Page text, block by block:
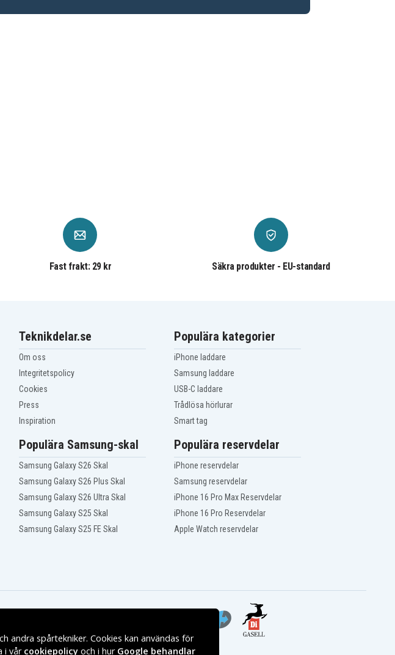
Fast frakt: 29 kr Säkra produkter - EU-standard
Teknikdelar.se
Om oss
Integritetspolicy
Cookies
Press
Inspiration
Populära kategorier
iPhone laddare
Samsung laddare
USB-C laddare
Trådlösa hörlurar
Smart tag
Populära Samsung-skal
Samsung Galaxy S26 Skal
Samsung Galaxy S26 Plus Skal
Samsung Galaxy S26 Ultra Skal
Samsung Galaxy S25 Skal
Samsung Galaxy S25 FE Skal
Populära reservdelar
iPhone reservdelar
Samsung reservdelar
iPhone 16 Pro Max Reservdelar
iPhone 16 Pro Reservdelar
Apple Watch reservdelar
andra spårtekniker. Cookies kan användas för
i vår cookiepolicy och i hur Google behandlar